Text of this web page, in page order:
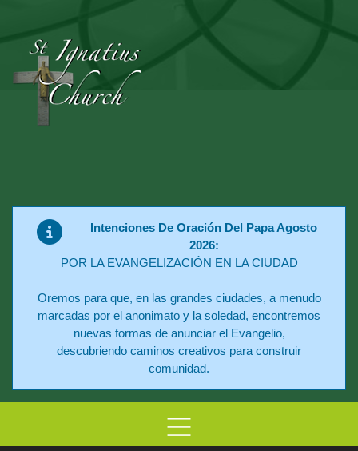
Intenciones De Oración Del Papa Agosto
2026:
POR LA EVANGELIZACIÓN EN LA CIUDAD
Oremos para que, en las grandes ciudades, a menudo
marcadas por el anonimato y la soledad, encontremos
nuevas formas de anunciar el Evangelio,
descubriendo caminos creativos para construir
comunidad.